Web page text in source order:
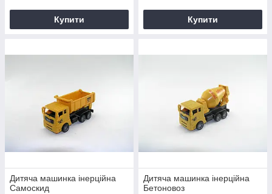
Купити Купити
Дитяча машинка інерційна
Самоскид
Дитяча машинка інерційна
Бетоновоз